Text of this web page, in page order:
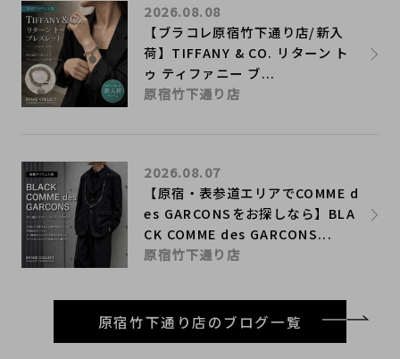
【ブラコレ原宿竹下通り店/新入
荷】TIFFANY & CO. リターン ト
ゥ ティファニー ブ...
2026.08.08
原宿竹下通り店
【原宿・表参道エリアでCOMME d
es GARCONSをお探しなら】BLA
CK COMME des GARCONS...
2026.08.07
原宿竹下通り店
原宿竹下通り店のブログ一覧